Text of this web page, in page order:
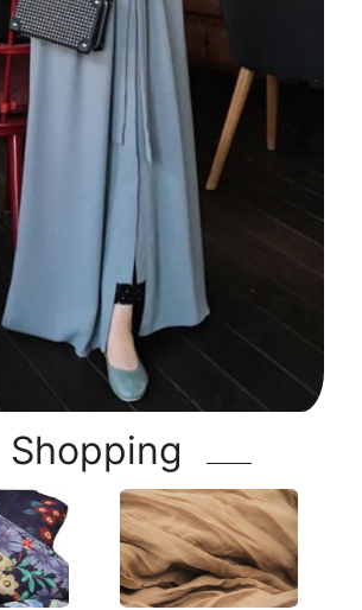
Shopping